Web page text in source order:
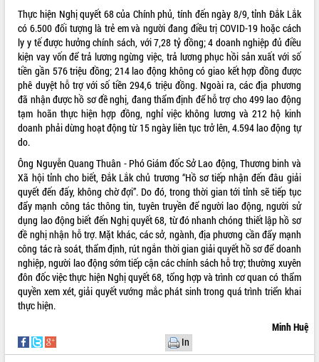
Ngành cá ngừ Đắk Lắk chủ động thích
ứng để giữ vững thị trường xuất khẩu
Diễn đàn Kinh tế tư nhân Việt Nam đột
phá cơ chế - Hợp tác công tư
Đề án 06 tạo bước ngoặt đột phá trong
cải cách hành chính tỉnh Đắk Lắk
Kết nối tour, đẩy mạnh chuyển đổi số
để phát triển du lịch Đắk Lắk
Khởi động Dự án Đầu tư xây dựng hạ
Tiến
Gặp mặt các cơ quan báo chí nhân Kỷ
niệm 101 năm Ngày Báo chí Cách
mạng Việt Nam
Đắk Lắk sơ kết 4 năm triển khai thực
hiện Đề án 06 của Chính phủ
Họp báo thông tin về Hội nghị Công bố
Quy hoạch và Xúc tiến đầu tư tỉnh Đắk
Lắk
Khơi thông điểm nghẽn, đẩy nhanh
HĐND tỉnh thông qua điều chỉnh Quy
hoạch tỉnh thời kỳ 2021-2030
Thực hiện Nghị quyết 68 của Chính phủ, tính đến ngày 8/9, tỉnh Đắk Lắk
có 6.500 đối tượng là trẻ em và người đang điều trị COVID-19 hoặc cách
ly y tế được hưởng chính sách, với 7,28 tỷ đồng; 4 doanh nghiệp đủ điều
kiện vay vốn để trả lương ngừng việc, trả lương phục hồi sản xuất với số
tiền gần 576 triệu đồng; 214 lao động không có giao kết hợp đồng được
phê duyệt hỗ trợ với số tiền 294,6 triệu đồng. Ngoài ra, các địa phương
đã nhận được hồ sơ đề nghị, đang thẩm định để hỗ trợ cho 499 lao động
tạm hoãn thực hiện hợp đồng, nghỉ việc không lương và 212 hộ kinh
doanh phải dừng hoạt động từ 15 ngày liên tục trở lên, 4.594 lao động tự
do.
Ông Nguyễn Quang Thuân - Phó Giám đốc Sở Lao động, Thương binh và
Xã hội tỉnh cho biết, Đắk Lắk chủ trương “Hồ sơ tiếp nhận đến đâu giải
quyết đến đấy, không chờ đợi”. Do đó, trong thời gian tới tỉnh sẽ tiếp tục
đẩy mạnh công tác thông tin, tuyên truyền để người lao động, người sử
dụng lao động biết đến Nghị quyết 68, từ đó nhanh chóng thiết lập hồ sơ
đề nghị nhận hỗ trợ. Mặt khác, các sở, ngành, địa phương cần đẩy mạnh
công tác rà soát, thẩm định, rút ngắn thời gian giải quyết hồ sơ để doanh
nghiệp, người lao động sớm tiếp cận các chính sách hỗ trợ; thường xuyên
đôn đốc việc thực hiện Nghị quyết 68, tổng hợp và trình cơ quan có thẩm
quyền xem xét, giải quyết vướng mắc phát sinh trong quá trình triển khai
thực hiện.
Minh Huệ
In